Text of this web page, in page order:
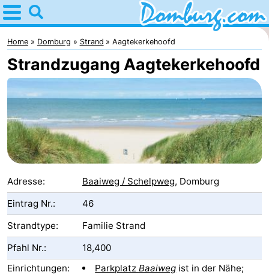
Home
Domburg
Tipps
Für
kindern
Webcam
Webcam
Webcam
Strand
Übernachten
Appartements
-
Home Domburg Strand Aagtekerkehoofd
Strandzugang Aagtekerkehoofd
Adresse: Baaiweg / Schelpweg, Domburg
Eintrag Nr.:
46
Strandtype:
Familie Strand
Pfahl Nr.:
18,400
Einrichtungen:
ParkplatzBaaiweg ist in der Nähe;